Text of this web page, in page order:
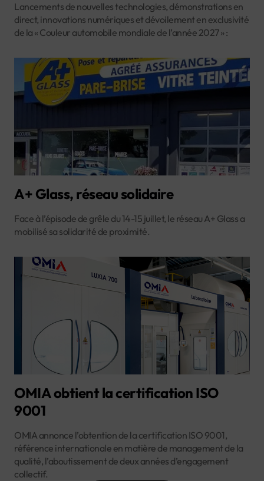
Lancements de nouvelles technologies, démonstrations en
direct, innovations numériques et dévoilement en exclusivité
de la « Couleur automobile mondiale de l’année 2027 » :
A+ Glass, réseau solidaire
Face à l’épisode de grêle du 14-15 juillet, le réseau A+ Glass a
mobilisé sa solidarité de proximité.
OMIA obtient la certification ISO
9001
OMIA annonce l’obtention de la certification ISO 9001,
référence internationale en matière de management de la
qualité, l’aboutissement de deux années d’engagement
collectif.